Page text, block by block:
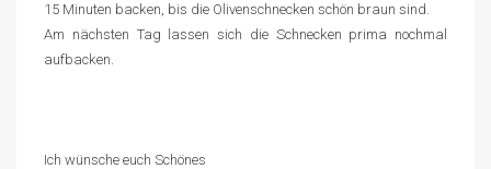
15 Minuten backen, bis die Olivenschnecken schön braun sind.
Am nächsten Tag lassen sich die Schnecken prima nochmal
aufbacken.
Ich wünsche euch Schönes